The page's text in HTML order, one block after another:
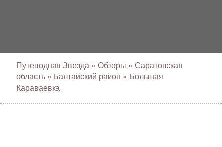
Путеводная Звезда » Обзоры » Саратовская
область » Балтайский район » Большая
Караваевка